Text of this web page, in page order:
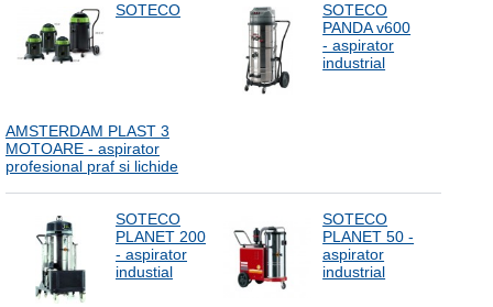
SOTECO
AMSTERDAM PLAST 3
MOTOARE - aspirator
profesional praf si lichide
SOTECO
PANDA v600
- aspirator
industrial
SOTECO
PLANET 200
- aspirator
industial
SOTECO
PLANET 50 -
aspirator
industrial